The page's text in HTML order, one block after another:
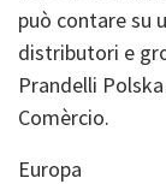
può contare su
distributori e
Prandelli
Comèrcio.
Europa